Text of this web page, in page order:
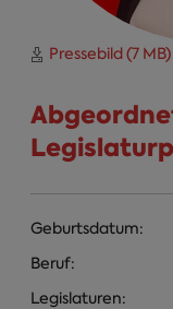
Pressebild (7 MB)
Geburtsdatum:
Beruf:
Legislaturen: